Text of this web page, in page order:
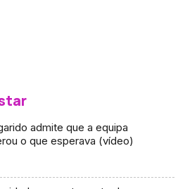
admite que a equipa
o que esperava (vídeo)